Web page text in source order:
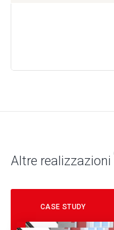
Altre realizzazioni
CASE STUDY